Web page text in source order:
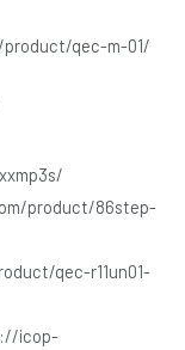
qec-m-01/
product/86step-
qec-r11un01-
icop-